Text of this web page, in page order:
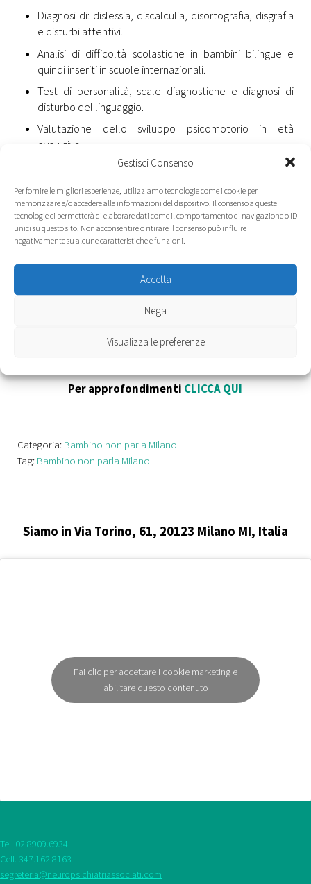
Gestisci Consenso
Per fornire le migliori esperienze, utilizziamo tecnologie come i cookie per
memorizzare e/o accedere alle informazioni del dispositivo. Il consenso a queste
tecnologie ci permetterà di elaborare dati come il comportamento di navigazione o ID
unici su questo sito. Non acconsentire o ritirare il consenso può influire
negativamente su alcune caratteristiche e funzioni.
Accetta
Nega
Visualizza le preferenze
Diagnosi di: dislessia, discalculia, disortografia, disgrafia
e disturbi attentivi.
Analisi di difficoltà scolastiche in bambini bilingue e
quindi inseriti in scuole internazionali.
Test di personalità, scale diagnostiche e diagnosi di
disturbo del linguaggio.
Valutazione dello sviluppo psicomotorio in età
evolutiva.
Per maggiori informazioni sui programmi pensati per un
Bambino non parla Milano, contattate l’Associazione
“Lo Studio” allo 02.8909.6934.
Oppure, se preferite, potete anche inviare una richiesta
scritta all’indirizzo mail
segreteria@neuropsichiatriassociati.com
Per approfondimenti CLICCA QUI
Categoria: Bambino non parla Milano
Tag: Bambino non parla Milano
Siamo in Via Torino, 61, 20123 Milano MI, Italia
Fai clic per accettare i cookie marketing e
abilitare questo contenuto
Tel. 02.8909.6934
Cell. 347.162.8163
segreteria@neuropsichiatriassociati.com